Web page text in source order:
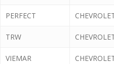
PERFECT
TRW
VIEMAR